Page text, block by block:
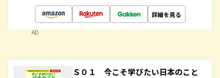
詳細を見る
AD
Ｓ０１ 今こそ学びたい日本のこと